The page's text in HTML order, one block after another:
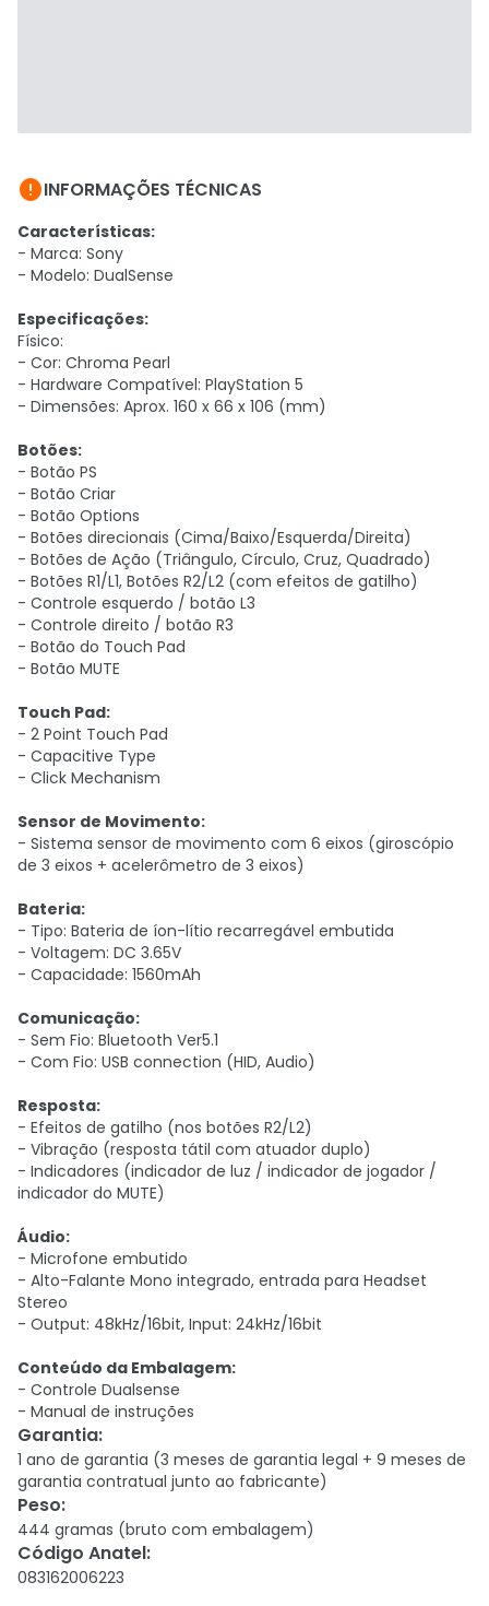
INFORMAÇÕES TÉCNICAS
Características:
- Marca: Sony
- Modelo: DualSense
Especificações:
Físico:
- Cor: Chroma Pearl
- Hardware Compatível: PlayStation 5
- Dimensões: Aprox. 160 x 66 x 106 (mm)
Botões:
- Botão PS
- Botão Criar
- Botão Options
- Botões direcionais (Cima/Baixo/Esquerda/Direita)
- Botões de Ação (Triângulo, Círculo, Cruz, Quadrado)
- Botões R1/L1, Botões R2/L2 (com efeitos de gatilho)
- Controle esquerdo / botão L3
- Controle direito / botão R3
- Botão do Touch Pad
- Botão MUTE
Touch Pad:
- 2 Point Touch Pad
- Capacitive Type
- Click Mechanism
Sensor de Movimento:
- Sistema sensor de movimento com 6 eixos (giroscópio
de 3 eixos + acelerômetro de 3 eixos)
Bateria:
- Tipo: Bateria de íon-lítio recarregável embutida
- Voltagem: DC 3.65V
- Capacidade: 1560mAh
Comunicação:
- Sem Fio: Bluetooth Ver5.1
- Com Fio: USB connection (HID, Audio)
Resposta:
- Efeitos de gatilho (nos botões R2/L2)
- Vibração (resposta tátil com atuador duplo)
- Indicadores (indicador de luz / indicador de jogador /
indicador do MUTE)
Áudio:
- Microfone embutido
- Alto-Falante Mono integrado, entrada para Headset
Stereo
- Output: 48kHz/16bit, Input: 24kHz/16bit
Conteúdo da Embalagem:
- Controle Dualsense
- Manual de instruções
Garantia:
1 ano de garantia (3 meses de garantia legal + 9 meses de
garantia contratual junto ao fabricante)
Peso:
444 gramas (bruto com embalagem)
Código Anatel:
083162006223